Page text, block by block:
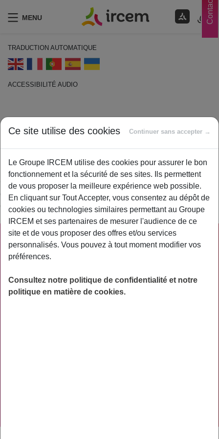
Contacts
MENU
TRADUCTION AUTOMATIQUE
ACCESSIBILITÉ AUDIO
Sur complémentaire
14 janvier 2021
Byircem
Couverture supplémentaire destinée à compléter les garanties
d’une première assurance maladie complémentaire sur
certains postes de soins.
PRATIQUE
ACTUALITÉS
ASSURANCES
PRÉVOYANCE
Ce site utilise des cookies Continuer sans accepter →
Le Groupe IRCEM utilise des cookies pour assurer le bon
fonctionnement et la sécurité de ses sites. Ils permettent
de vous proposer la meilleure expérience web possible.
En cliquant sur Tout Accepter, vous consentez au dépôt de
cookies ou technologies similaires permettant au Groupe
IRCEM et ses partenaires de mesurer l'audience de ce
site et de vous proposer des offres et/ou services
personnalisés. Vous pouvez à tout moment modifier vos
préférences.
Consultez notre politique de confidentialité et notre
politique en matière de cookies.